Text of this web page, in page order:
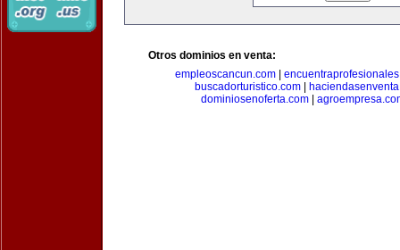
Otros dominios en venta:
empleoscancun.com
buscadorturistico.com|
dominiosenoferta.com